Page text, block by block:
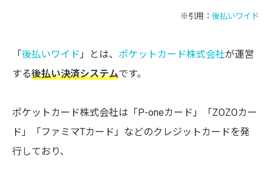
※引用： 後払いワイド
「後払いワイド 」とは、 ポケットカード株式会社が運営
する後払い決済システムです。
ポケットカード株式会社は「P-oneカード」「ZOZOカー
ド」「ファミマTカード」などのクレジットカードを発
行しており、